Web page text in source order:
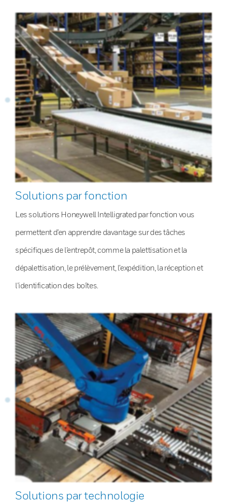
Solutions par fonction
Les solutions Honeywell Intelligrated par fonction vous
permettent d’en apprendre davantage sur des tâches
spécifiques de l’entrepôt, comme la palettisation et la
dépalettisation, le prélèvement, l’expédition, la réception et
l’identification des boîtes.
Solutions par technologie